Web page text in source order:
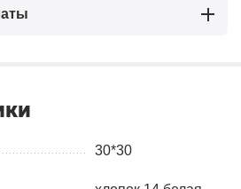
30*30